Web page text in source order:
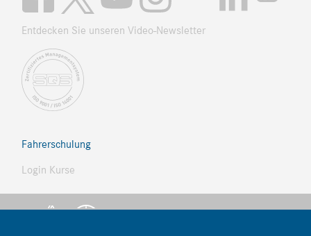
Entdecken Sie unseren Video-Newsletter
Fahrerschulung
Login Kurse